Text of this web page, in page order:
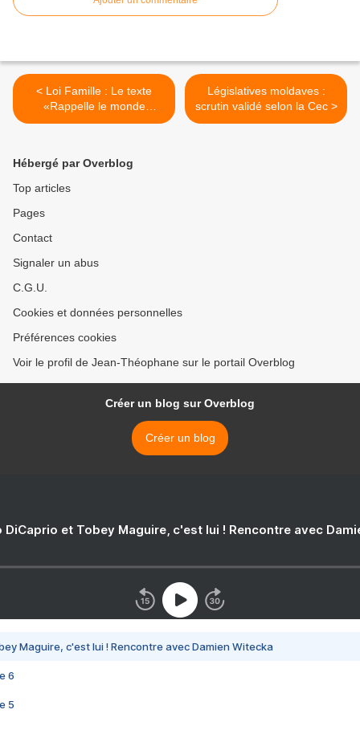
< Loi Famille : Le texte
«Rappelle le monde
d’Orwell et les pires
Législatives moldaves :
scrutin validé selon la Cec >
Hébergé par Overblog
Top articles
Pages
Contact
Signaler un abus
C.G.U.
Cookies et données personnelles
Préférences cookies
Voir le profil de Jean-Théophane sur le portail Overblog
Créer un blog sur Overblog
Créer un blog
DiCaprio et Tobey Maguire, c'est lui ! Rencontre avec
Maguire, c'est lui ! Rencontre avec Damien Witecka
6
5